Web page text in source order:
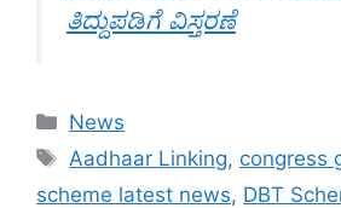
ತಿದ್ದುಪಡಿಗೆ ವಿಸ್ತರಣೆ
Categories
News
Tags
Aadhaar Linking, congress
scheme latest news, DBT